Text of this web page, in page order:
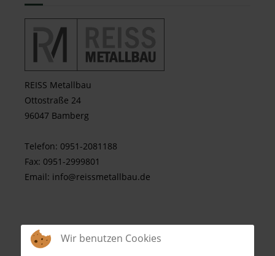
REISS Metallbau
Ottostraße 24
96047 Bamberg
Telefon: 0951-2081188
Fax: 0951-2999801
Email: info@reissmetallbau.de
INFORMATIONEN
Wir benutzen Cookies